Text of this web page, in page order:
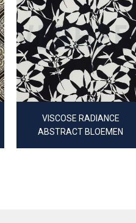
VISCOSE RADIANCE
ABSTRACT BLOEMEN